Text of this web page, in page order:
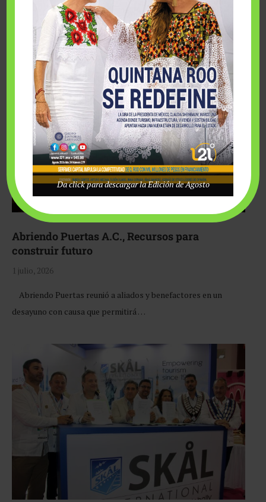
Fairmont Mayakoba y Make-A-Wish México unieron
esfuerzos para hacer realidad el deseo de una …
Abriendo Puertas A.C., Recursos para
construir futuro
1 julio, 2026
Abriendo Puertas reunió a aliados y benefactores en un
desayuno con causa que permitirá …
Da click para descargar la Edición de Agosto